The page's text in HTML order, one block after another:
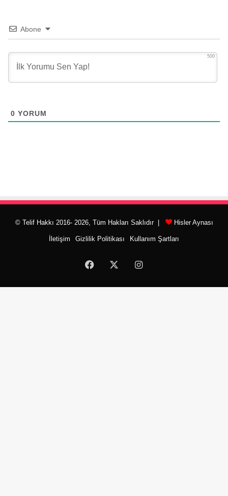
Abone
500
0 YORUM
© Telif Hakkı 2016- 2026, Tüm Hakları Saklıdır | Hisler Aynası
İletişim Gizlilik Politikası Kullanım Şartları
Facebook Instagram